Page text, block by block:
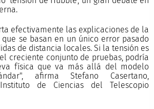
efectivamente las explicaciones de la
se basan en un único error pasado
de distancia locales. Si la tensión es
creciente conjunto de pruebas, podría
física que va más allá del modelo
afirma Stefano Casertano,
de Ciencias del Telescopio